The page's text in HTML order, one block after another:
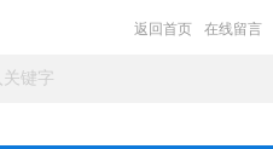
返回首页 在线留言